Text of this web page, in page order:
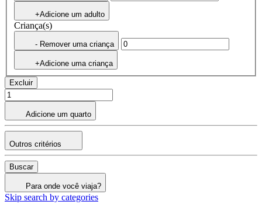
+Adicione um adulto
Criança(s)
- Remover uma criança
+Adicione uma criança
Excluir
Adicione um quarto
Outros critérios
Buscar
Para onde você viaja?
Skip search by categories